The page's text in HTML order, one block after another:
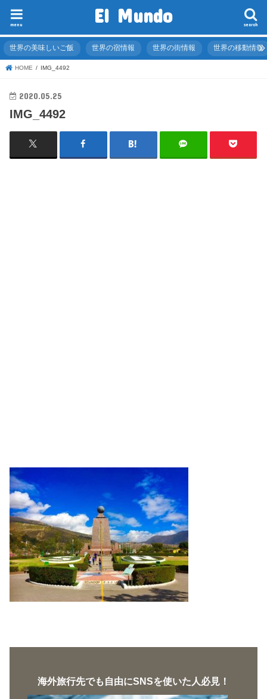
El Mundo search
menu
世界の美味しいご飯 世界の宿情報 世界の街情報 世界の移動情報
HOME IMG_4492
2020.05.25
IMG_4492
海外旅行先でも自由にSNSを使いた人必見！